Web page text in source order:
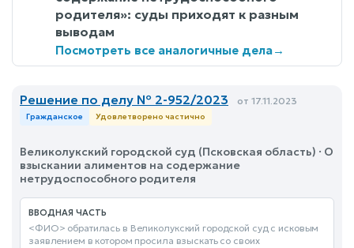
родителя»: суды приходят к разным
выводам
Посмотреть все аналогичные дела→
Решение по делу № 2-952/2023 от 17.11.2023
Гражданское Удовлетворено частично
Великолукский городской суд (Псковская область) · О
взыскании алиментов на содержание
нетрудоспособного родителя
ВВОДНАЯ ЧАСТЬ
<ФИО> обратилась в Великолукский городской суд с исковым
заявлением в котором просила взыскать со своих